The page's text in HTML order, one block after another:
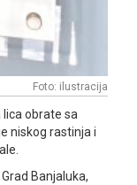
Foto: ilustracija
lica obrate sa
niskog rastinja i
Banjaluka,